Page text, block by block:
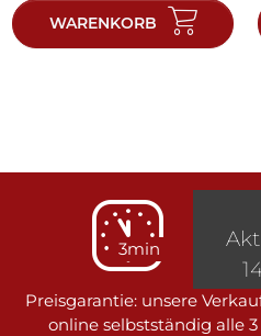
WARENKORB
3min
Preisgarantie: unsere
online selbstständig alle